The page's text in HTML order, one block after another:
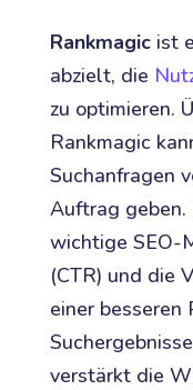
Rankmagicist
abzielt, die
zu optimieren.
Rankmagic
Suchanfragen
Auftrag
wichtige SEO-
(CTR) und die
einer besseren
verstärkt die